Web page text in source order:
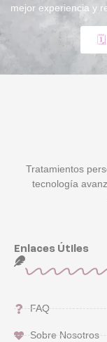
mejor experiencia y
🗓️
Tratamientos
tecnología
Enlaces Útiles
FAQ
Sobre Nosotros